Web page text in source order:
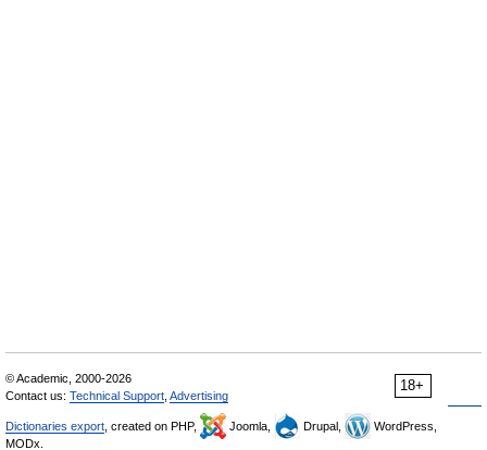
18+
© Academic, 2000-2026
Contact us: Technical Support Advertising
Dictionaries export , created on PHP, Joomla, Drupal,
WordPress,
MODx.